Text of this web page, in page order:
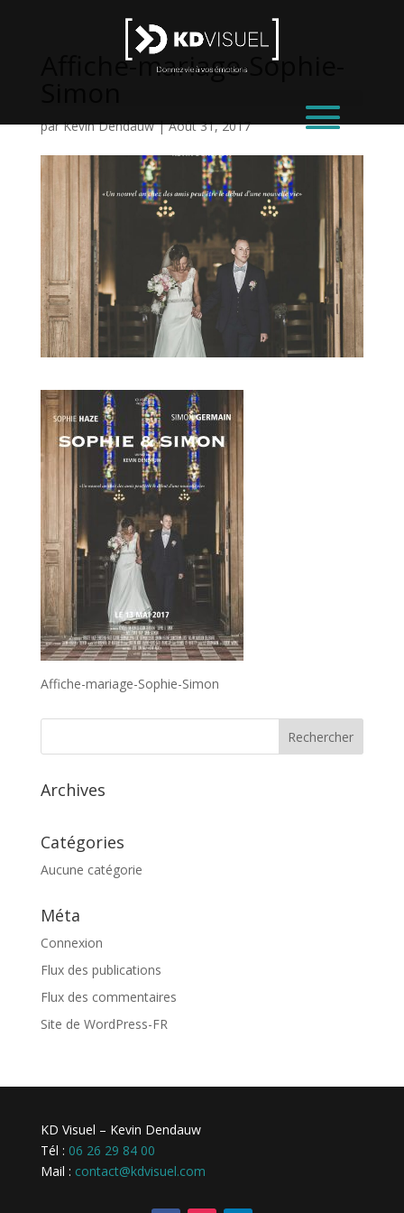
Affiche-mariage-Sophie-
parKevin Dendauw|Août 31, 2017
Affiche-mariage-Sophie-Simon
Archives
Catégories
Aucune catégorie
Méta
Connexion
Flux des publications
Flux des commentaires
Site de WordPress-FR
KD Visuel – Kevin Dendauw
Tél : 06 26 29 84 00
Mail : contact@kdvisuel.com